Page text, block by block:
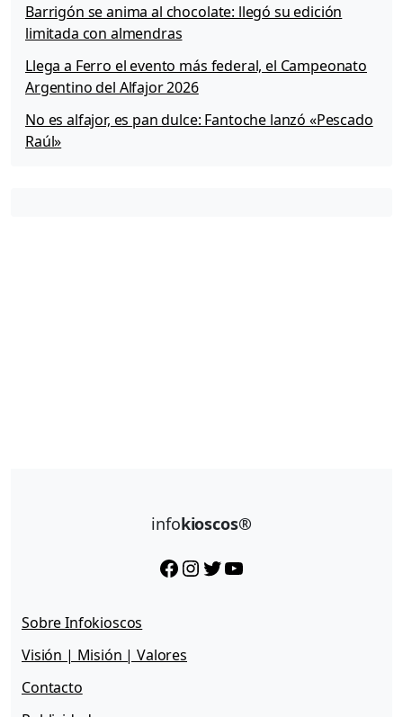
Barrigón se anima al chocolate: llegó su edición
limitada con almendras
Llega a Ferro el evento más federal, el Campeonato
Argentino del Alfajor 2026
No es alfajor, es pan dulce: Fantoche lanzó «Pescado
Raúl»
infokioscos®
Facebook InstagramTwitter YouTube
Sobre Infokioscos
Visión | Misión | Valores
Contacto